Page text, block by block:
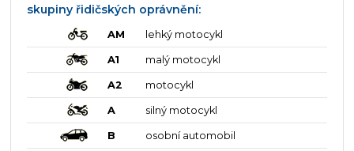
skupiny řidičských oprávnění:
AM lehký motocykl
A1 malý motocykl
A2 motocykl
A silný motocykl
B osobní automobil